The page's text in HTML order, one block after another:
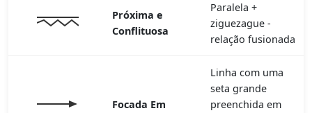
Próxima e
Conflituosa
Paralela +
ziguezague -
relação fusionada
Focada Em
Linha com uma
seta grande
preenchida em